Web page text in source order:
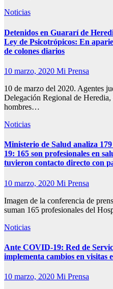
Noticias
Detenidos en Guararí de
Ley de Psicotrópicos: En
de colones diarios
10 marzo, 2020 Mi Prensa
10 de marzo del 2020. Agentes
Delegación Regional de Heredia,
hombres…
Noticias
Ministerio de Salud analiza
19: 165 son profesionales en
tuvieron contacto directo con
10 marzo, 2020 Mi Prensa
Imagen de la conferencia de
suman 165 profesionales del
Noticias
Ante COVID-19: Red de
implementa cambios en visitas
10 marzo, 2020 Mi Prensa